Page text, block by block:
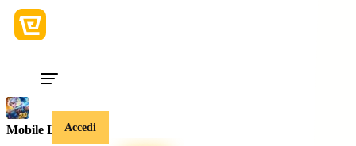
Accedi
Mobile Legends